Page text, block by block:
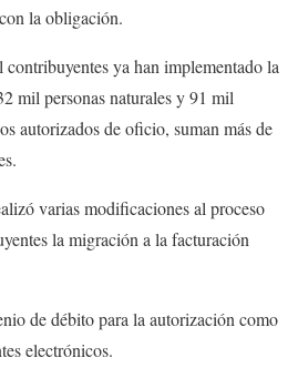
la obligación.
ya han implementado la
mil personas naturales y 91 mil
autorizados de oficio, suman más de
varias modificaciones al proceso
la migración a la facturación
de débito para la autorización como
electrónicos.